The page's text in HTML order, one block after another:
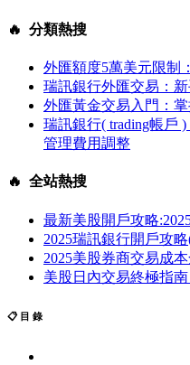
🔥 分類熱搜
外匯額度5萬美元限制
瑞訊銀行外匯交易：
外匯黃金交易入門：
瑞訊銀行( trading帳戶
管理費用調整
🔥 全站熱搜
最新美股開戶攻略
2025瑞訊銀行開戶攻
2025美股券商交易成
美股日內交易終極指
📋 目 錄